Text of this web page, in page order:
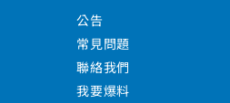
公告
常見問題
聯絡我們
我要爆料